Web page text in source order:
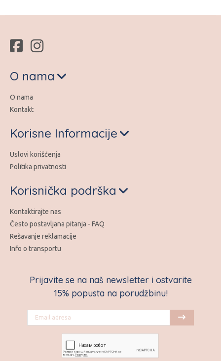
Prijavite se na naš newsletter i ostvarite
15% popusta na porudžbinu!
O nama
O nama
Kontakt
Korisne Informacije
Uslovi korišćenja
Politika privatnosti
Korisnička podrška
Kontaktirajte nas
Često postavljana pitanja - FAQ
Rešavanje reklamacije
Info o transportu